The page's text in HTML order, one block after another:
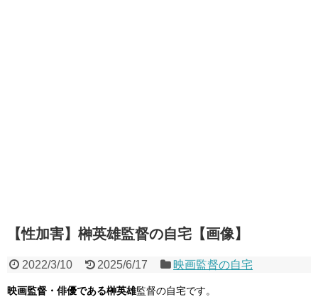
【性加害】榊英雄監督の自宅【画像】
2022/3/10 2025/6/17 映画監督の自宅
映画監督・俳優である榊英雄監督の自宅です。